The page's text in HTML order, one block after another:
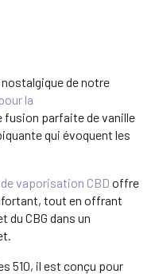
de notre
la
fusion parfaite de vanille
qui évoquent les
de vaporisation CBD offre
tout en offrant
du CBG dans un
510, il est conçu pour